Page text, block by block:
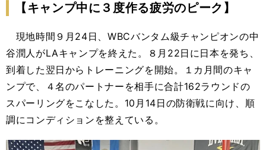
【キャンプ中に３度作る疲労のピーク】
現地時間９月24日、WBCバンタム級チャンピオンの中
谷潤人がLAキャンプを終えた。８月22日に日本を発ち、
到着した翌日からトレーニングを開始。１カ月間のキャ
ンプで、４名のパートナーを相手に合計162ラウンドの
スパーリングをこなした。10月14日の防衛戦に向け、順
調にコンディションを整えている。